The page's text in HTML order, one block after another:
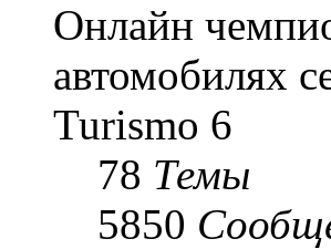
Онлайн
автомобилях
Turismo 6
78 Темы
5850